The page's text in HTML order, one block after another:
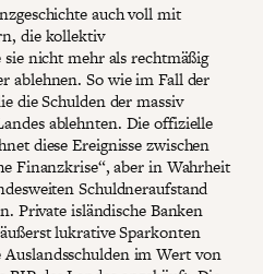
auch voll mit
die kollektiv
nicht mehr als rechtmäßig
ablehnen. So wie im Fall der
die Schulden der massiv
ablehnten. Die offizielle
diese Ereignisse zwischen
Finanzkrise“, aber in Wahrheit
Schuldneraufstand
Private isländische Banken
lukrative Sparkonten
im Wert von